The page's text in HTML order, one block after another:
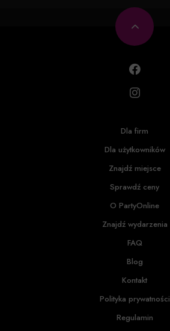
Dla firm
Dla użytkowników
Znajdź miejsce
Sprawdź ceny
O PartyOnline
Znajdź wydarzenia
FAQ
Blog
Kontakt
Polityka prywatności
Regulamin